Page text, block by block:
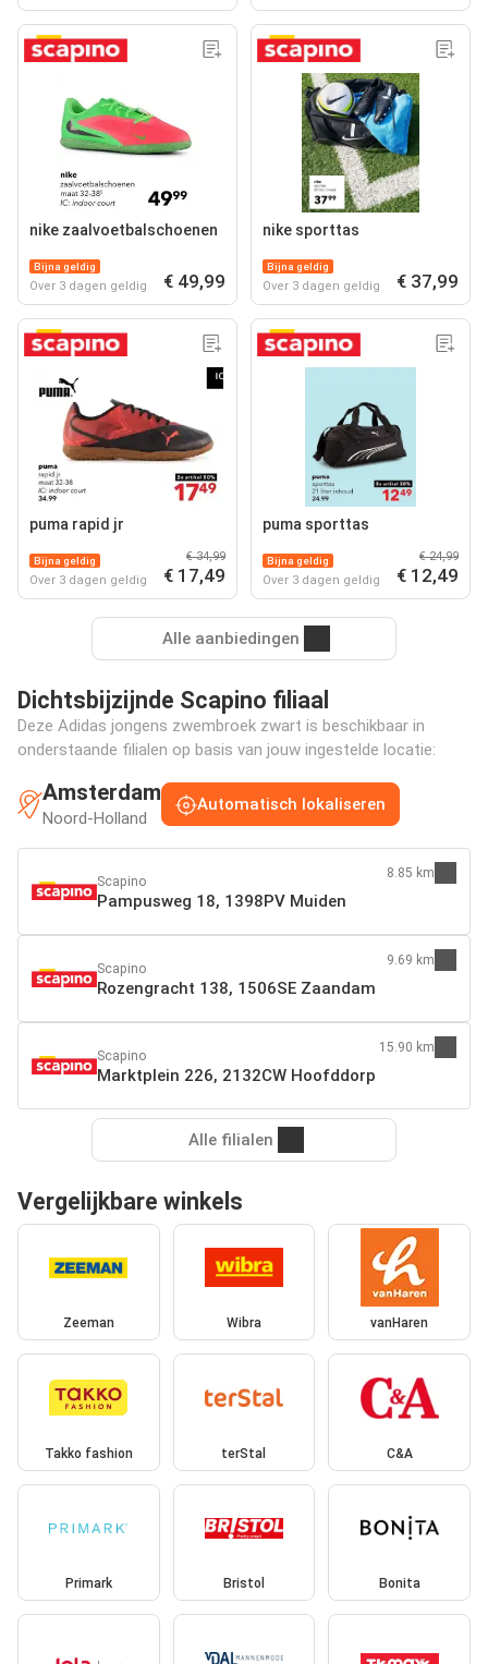
nike zaalvoetbalschoenen
Bijna geldig
Over 3 dagen geldig € 49,99
nike sporttas
Bijna geldig
Over 3 dagen geldig € 37,99
puma rapid jr
Bijna geldig
Over 3 dagen geldig
€ 34,99
€ 17,49
puma sporttas
Bijna geldig
Over 3 dagen geldig
€ 24,99
€ 12,49
Alle aanbiedingen
Dichtsbijzijnde Scapino filiaal
Deze Adidas jongens zwembroek zwart is beschikbaar in
onderstaande filialen op basis van jouw ingestelde locatie:
Amsterdam
Noord-Holland
Automatisch lokaliseren
Scapino
Pampusweg 18, 1398PV Muiden
8.85 km
Scapino
Rozengracht 138, 1506SE Zaandam
9.69 km
Scapino
Marktplein 226, 2132CW Hoofddorp
15.90 km
Alle filialen
Vergelijkbare winkels
Zeeman Wibra vanHaren
Takko fashion terStal C&A
Primark Bristol Bonita